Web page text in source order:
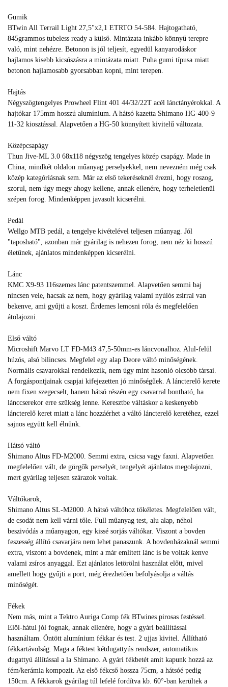
Gumik
BTwin All Terrail Light 27,5"x2,1 ETRTO 54-584. Hajtogatható,
845grammos tubeless ready a külső. Mintázata inkább könnyű terepre
való, mint nehézre. Betonon is jól teljesít, egyedül kanyarodáskor
hajlamos kisebb kicsúszásra a mintázata miatt. Puha gumi típusa miatt
betonon hajlamosabb gyorsabban kopni, mint terepen.
Hajtás
Négyszögtengelyes Prowheel Flint 401 44/32/22T acél lánctányérokkal. A
hajtókar 175mm hosszú alumínium. A hátsó kazetta Shimano HG-400-9
11-32 kiosztással. Alapvetően a HG-50 könnyített kivitelű változata.
Középcsapágy
Thun Jive-ML 3.0 68x118 négyszög tengelyes közép csapágy. Made in
China, mindkét oldalon műanyag perselyekkel, nem nevezném még csak
közép kategóriásnak sem. Már az első tekeréseknél érezni, hogy roszog,
szorul, nem úgy megy ahogy kellene, annak ellenére, hogy terheletlenül
szépen forog. Mindenképpen javasolt kicserélni.
Pedál
Wellgo MTB pedál, a tengelye kivételével teljesen műanyag. Jól
"taposható", azonban már gyárilag is nehezen forog, nem néz ki hosszú
életűnek, ajánlatos mindenképpen kicserélni.
Lánc
KMC X9-93 116szemes lánc patentszemmel. Alapvetően semmi baj
nincsen vele, hacsak az nem, hogy gyárilag valami nyúlós zsírral van
bekenve, ami gyűjti a koszt. Érdemes lemosni róla és megfelelően
átolajozni.
Első váltó
Microshift Marvo LT FD-M43 47,5-50mm-es láncvonalhoz. Alul-felül
húzós, alsó bilincses. Megfelel egy alap Deore váltó minőségének.
Normális csavarokkal rendelkezik, nem úgy mint hasonló olcsóbb társai.
A forgáspontjainak csapjai kifejezetten jó minőségűek. A láncterelő kerete
nem fixen szegecselt, hanem hátsó részén egy csavarral bontható, ha
lánccserekor erre szükség lenne. Keresztbe váltáskor a keskenyebb
láncterelő keret miatt a lánc hozzáérhet a váltó láncterelő keretéhez, ezzel
sajnos együtt kell élnünk.
Hátsó váltó
Shimano Altus FD-M2000. Semmi extra, csicsa vagy faxni. Alapvetően
megfelelően vált, de görgők perselyét, tengelyét ajánlatos megolajozni,
mert gyárilag teljesen szárazok voltak.
Váltókarok,
Shimano Altus SL-M2000. A hátsó váltóhoz tökéletes. Megfelelően vált,
de csodát nem kell várni tőle. Full műanyag test, alu alap, néhol
beszivódás a műanyagon, egy kissé sorjás váltókar. Viszont a bovden
feszesség állító csavarjára nem lehet panaszunk. A bovdenházaknál semmi
extra, viszont a bovdenek, mint a már említett lánc is be voltak kenve
valami zsíros anyaggal. Ezt ajánlatos letörölni használat előtt, mivel
amellett hogy gyűjti a port, még érezhetően befolyásolja a váltás
minőségét.
Fékek
Nem más, mint a Tektro Auriga Comp fék BTwines pirosas festéssel.
Elöl-hátul jól fognak, annak ellenére, hogy a gyári beállítással
használtam. Öntött alumínium fékkar és test. 2 ujjas kivitel. Állítható
fékkartávolság. Maga a féktest kétdugattyús rendszer, automatikus
dugattyú állítással a la Shimano. A gyári fékbetét amit kapunk hozzá az
fém/kerámia kompozit. Az első fékcső hossza 75cm, a hátsóé pedig
150cm. A fékkarok gyárilag túl lefelé fordítva kb. 60°-ban kerültek a